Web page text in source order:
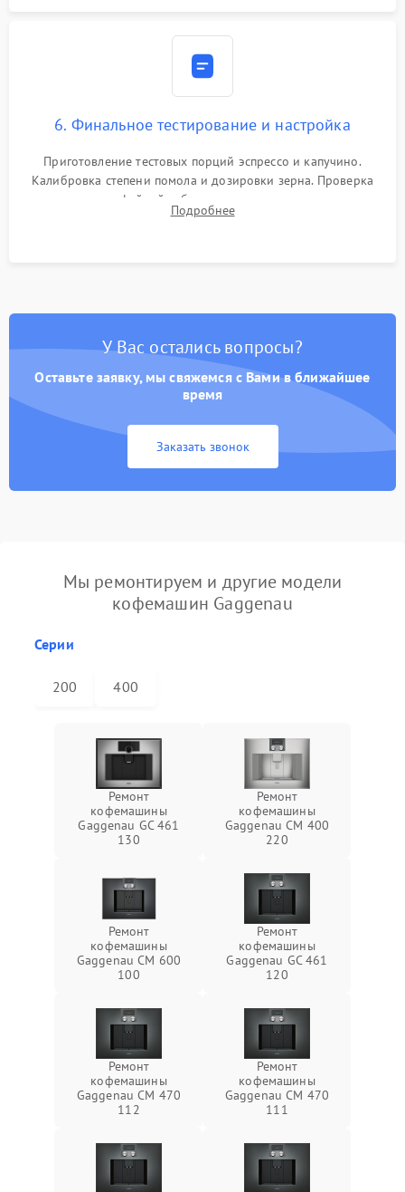
6. Финальное тестирование и настройка
Приготовление тестовых порций эспрессо и капучино.
Калибровка степени помола и дозировки зерна. Проверка
плотности кофейной таблетки, температуры напитка и
качества молочной пены. Контроль отсутствия посторонних
Подробнее
У Вас остались вопросы?
Оставьте заявку, мы свяжемся с Вами в ближайшее
время
Заказать звонок
Мы ремонтируем и другие модели
кофемашин Gaggenau
Серии
200 400
Ремонт
кофемашины
Gaggenau GC 461
130
Ремонт
кофемашины
Gaggenau CM 400
220
Ремонт
кофемашины
Gaggenau CM 600
100
Ремонт
кофемашины
Gaggenau GC 461
120
Ремонт
кофемашины
Gaggenau CM 470
112
Ремонт
кофемашины
Gaggenau CM 470
111